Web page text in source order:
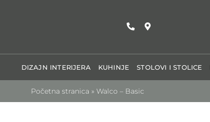
DIZAJN INTERIJERA KUHINJE STOLOVI I STOLICE
Početna stranica » Walco – Basic